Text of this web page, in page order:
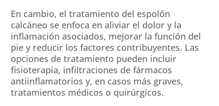
En cambio, el tratamiento del espolón
calcáneo se enfoca en aliviar el dolor y la
inflamación asociados, mejorar la función del
pie y reducir los factores contribuyentes. Las
opciones de tratamiento pueden incluir
fisioterapia, infiltraciones de fármacos
antiinflamatorios y, en casos más graves,
tratamientos médicos o quirúrgicos.